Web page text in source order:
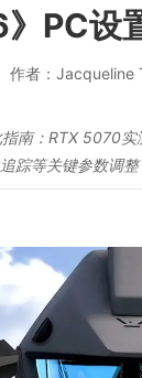
PC设
作者：Jacqueline
指南：RTX 5070
踪等关键参数调